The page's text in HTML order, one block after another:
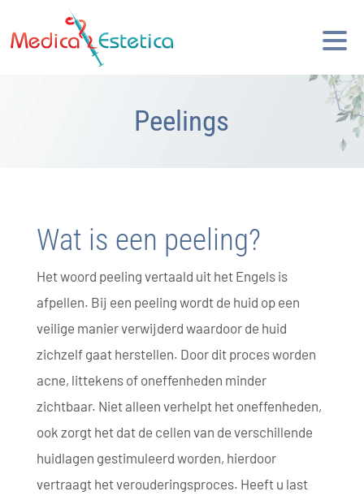
Peelings
Wat is een peeling?
Het woord peeling vertaald uit het Engels is
afpellen. Bij een peeling wordt de huid op een
veilige manier verwijderd waardoor de huid
zichzelf gaat herstellen. Door dit proces worden
acne, littekens of oneffenheden minder
zichtbaar. Niet alleen verhelpt het oneffenheden,
ook zorgt het dat de cellen van de verschillende
huidlagen gestimuleerd worden, hierdoor
vertraagt het verouderingsproces. Heeft u last